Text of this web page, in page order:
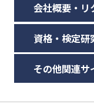
会社概要・リ
資格・検定研
その他関連サ